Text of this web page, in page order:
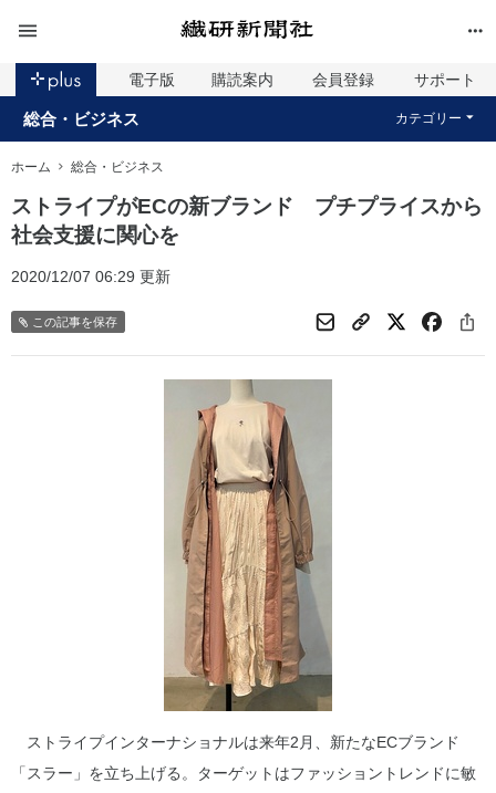
電子版 購読案内 会員登録 サポート
総合・ビジネス カテゴリー
ホーム 総合・ビジネス
ストライプがECの新ブランド プチプライスから
社会支援に関心を
2020/12/07 06:29 更新
この記事を保存
ストライプインターナショナルは来年2月、新たなECブランド
「スラー」を立ち上げる。ターゲットはファッショントレンドに敏